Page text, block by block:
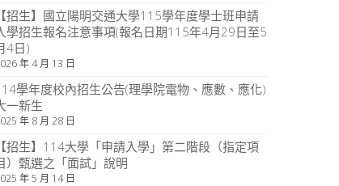
【招生】國立陽明交通大學115學年度學士班申請
學招生報名注意事項(報名日期115年4月29日至5
4日)
年 4 月 13 日
學年度校內招生公告(理學院電物、應數、應化)
一新生
年 8 月 28 日
【招生】114大學「申請入學」第二階段（指定項
）甄選之「面試」說明
年 5 月 14 日